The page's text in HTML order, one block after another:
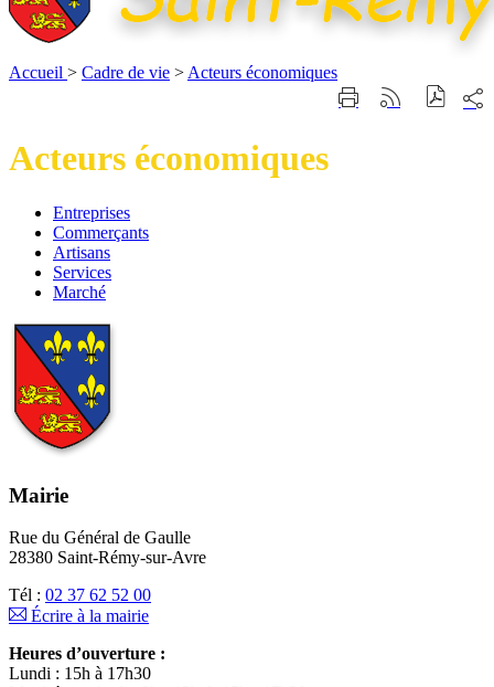
Accueil > Cadre de vie > Acteurs économiques
ImprimerGénérer
sur
Acteurs économiques
Entreprises
Entreprises
Commerçants
Commerçants
Artisans
Artisans
Services
Services
Marché
Marché
Mairie
Rue du Général de Gaulle
28380 Saint-Rémy-sur-Avre
Tél : 02 37 62 52 00
Écrire à la mairie
Heures d’ouverture :
Lundi : 15h à 17h30